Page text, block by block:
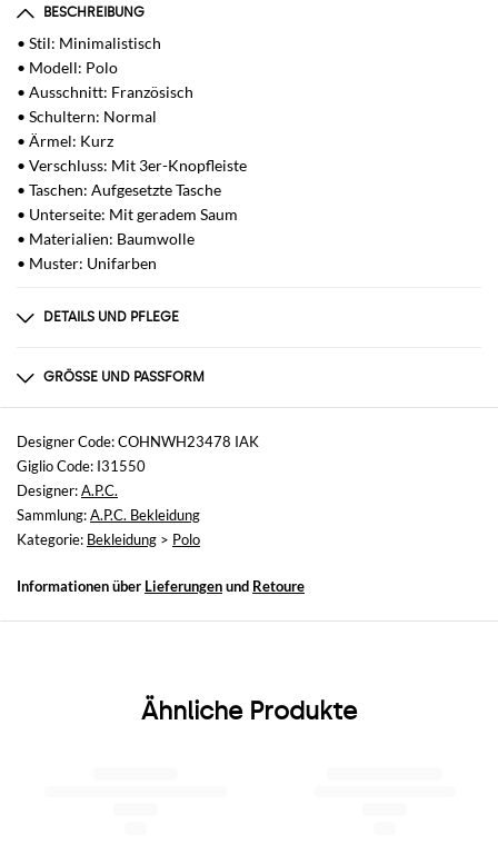
BESCHREIBUNG
• Stil: Minimalistisch
• Modell: Polo
• Ausschnitt: Französisch
• Schultern: Normal
• Ärmel: Kurz
• Verschluss: Mit 3er-Knopfleiste
• Taschen: Aufgesetzte Tasche
• Unterseite: Mit geradem Saum
• Materialien: Baumwolle
• Muster: Unifarben
DETAILS UND PFLEGE
AF GRÖSSE UND PASSFORM
Größen
nicht verfügbar
Größe und Passform
Normale Passform
Designer Code: COHNWH23478 IAK
Giglio Code: I31550
Designer:A.P.C.
Sammlung:A.P.C. Bekleidung
Kategorie: Bekleidung > Polo
Informationen über Lieferungenund Retoure
Ähnliche Produkte